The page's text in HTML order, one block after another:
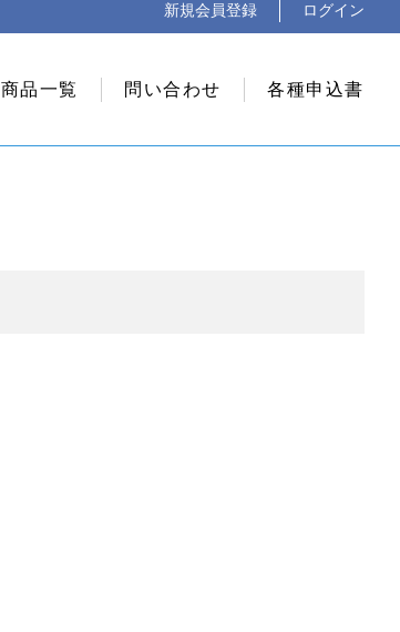
新規会員登録 ログイン
商品一覧 問い合わせ 各種申込書